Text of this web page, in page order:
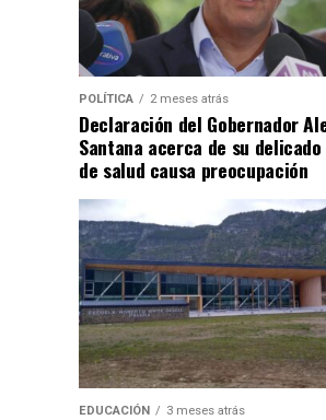
POLÍTICA 2 meses atrás
Declaración del Gobernador
Santana acerca de su
de salud causa preocupación
EDUCACIÓN 3 meses atrás